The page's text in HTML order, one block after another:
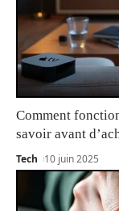
Comment
savoir avant
Tech 10 juin 2025